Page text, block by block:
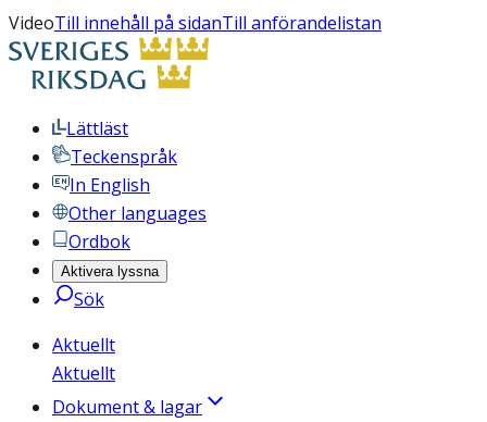
VideoTill innehåll på sidanTill anförandelistan
Lättläst
Teckenspråk
In English
Other languages
Ordbok
Aktivera lyssna
Sök
Aktuellt
Aktuellt
Dokument & lagar